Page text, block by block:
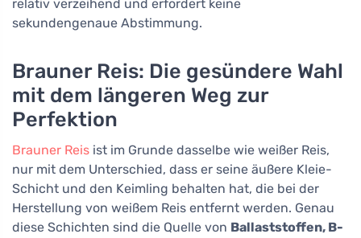
relativ verzeihend und erfordert keine
sekundengenaue Abstimmung.
Brauner Reis: Die gesündere Wahl
mit dem längeren Weg zur
Perfektion
Brauner Reis ist im Grunde dasselbe wie weißer Reis,
nur mit dem Unterschied, dass er seine äußere Kleie-
Schicht und den Keimling behalten hat, die bei der
Herstellung von weißem Reis entfernt werden. Genau
diese Schichten sind die Quelle von Ballaststoffen, B-